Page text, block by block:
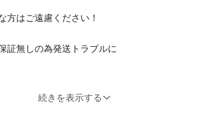
方はご遠慮ください！
証無しの為発送トラブルに
続きを表示する